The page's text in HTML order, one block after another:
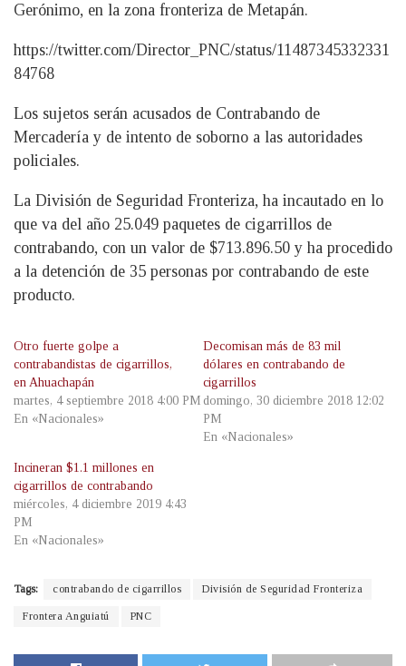
Gerónimo, en la zona fronteriza de Metapán.
https://twitter.com/Director_PNC/status/11487345332331
84768
Los sujetos serán acusados de Contrabando de
Mercadería y de intento de soborno a las autoridades
policiales.
La División de Seguridad Fronteriza, ha incautado en lo
que va del año 25.049 paquetes de cigarrillos de
contrabando, con un valor de $713.896.50 y ha procedido
a la detención de 35 personas por contrabando de este
producto.
Otro fuerte golpe a
contrabandistas de cigarrillos,
en Ahuachapán
martes, 4 septiembre 2018 4:00 PM
En «Nacionales»
Decomisan más de 83 mil
dólares en contrabando de
cigarrillos
domingo, 30 diciembre 2018 12:02
PM
En «Nacionales»
Incineran $1.1 millones en
cigarrillos de contrabando
miércoles, 4 diciembre 2019 4:43
PM
En «Nacionales»
Tags: contrabando de cigarrillos División de Seguridad Fronteriza
Frontera Anguiatú PNC